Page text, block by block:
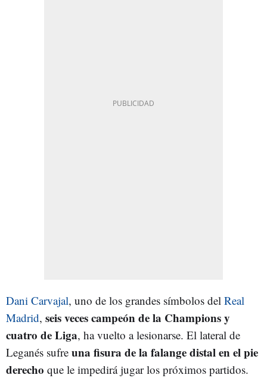
Dani Carvajal, uno de los grandes símbolos del Real
Madrid, seis veces campeón de la Champions y
cuatro de Liga, ha vuelto a lesionarse. El lateral de
Leganés sufre una fisura de la falange distal en el pie
derecho que le impedirá jugar los próximos partidos.